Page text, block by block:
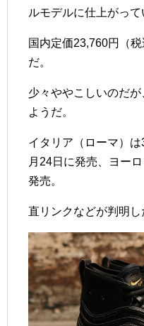
ルモデルに仕上がって
国内定価23,760円（
だ。
少々ややこしいのだ
ようだ。
イタリア（ローマ）
月24日に発売、ヨー
発売。
直リンクなどが判明し